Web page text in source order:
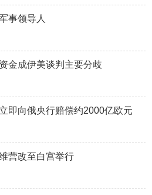
事领导人
金成伊美谈判主要分歧
即向俄央行赔偿约2000亿欧元
营改至白宫举行